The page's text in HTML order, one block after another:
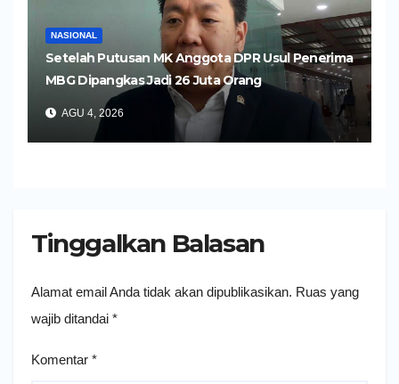
NASIONAL
Setelah Putusan MK Anggota DPR Usul Penerima
MBG Dipangkas Jadi 26 Juta Orang
AGU 4, 2026
Tinggalkan Balasan
Alamat email Anda tidak akan dipublikasikan. Ruas yang
wajib ditandai *
Komentar *